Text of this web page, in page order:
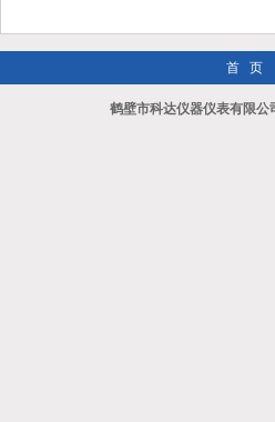
首 页
鹤壁市科达仪器仪表有限